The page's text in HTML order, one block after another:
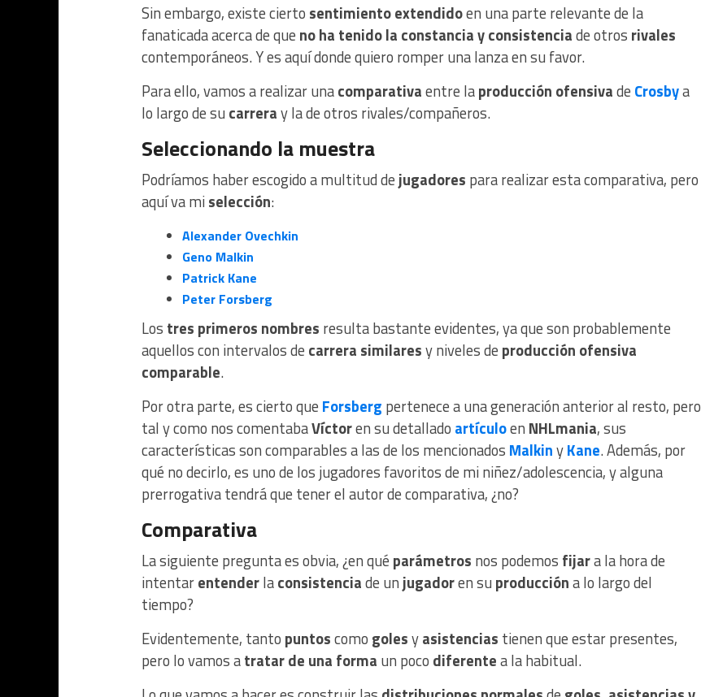
Sin embargo, existe cierto sentimiento extendidoen una parte relevante de la
fanaticada acerca de que no ha tenido la constancia y consistenciade otros rivales
contemporáneos. Y es aquí donde quiero romper una lanza en su favor.
Para ello, vamos a realizar unacomparativaentre laproducción ofensivade Crosbya
lo largo de su carreray la de otros rivales/compañeros.
Seleccionando la muestra
Podríamos haber escogido a multitud dejugadores para realizar esta comparativa, pero
aquí va miselección:
Alexander Ovechkin
Geno Malkin
Patrick Kane
Peter Forsberg
Los tres primeros nombres resulta bastante evidentes, ya que son probablemente
aquellos con intervalos de carrera similaresy niveles de producción ofensiva
comparable.
Por otra parte, es cierto que Forsberg pertenece a una generación anterior al resto, pero
tal y como nos comentabaVíctoren su detallado artículoen NHLmania, sus
características son comparables a las de los mencionados MalkinyKane. Además, por
qué no decirlo, es uno de los jugadores favoritos de mi niñez/adolescencia, y alguna
prerrogativa tendrá que tener el autor de comparativa, ¿no?
Comparativa
La siguiente pregunta es obvia, ¿enqué parámetros nos podemos fijara la hora de
intentarentenderlaconsistenciade unjugadoren su produccióna lo largo del
tiempo?
Evidentemente, tanto puntoscomo golesyasistencias tienen que estar presentes,
pero lo vamos atratar de una forma un poco diferentea la habitual.